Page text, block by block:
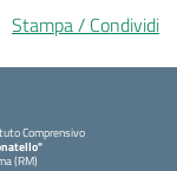
Stampa / Condividi
Comprensivo
(RM)